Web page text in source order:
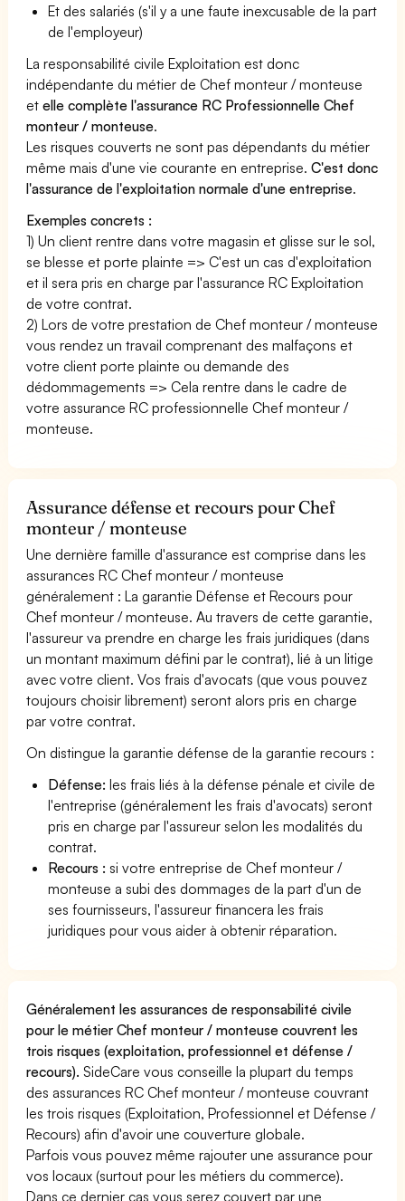
Et des salariés (s'il y a une faute inexcusable de la part
de l'employeur)
La responsabilité civile Exploitation est donc
indépendante du métier de Chef monteur / monteuse
etelle complète l'assurance RC Professionnelle Chef
monteur / monteuse.
Les risques couverts ne sont pas dépendants du métier
même mais d'une vie courante en entreprise.C'est donc
l'assurance de l'exploitation normale d'une entreprise.
Exemples concrets :
1) Un client rentre dans votre magasin et glisse sur le sol,
se blesse et porte plainte => C'est un cas d'exploitation
et il sera pris en charge par l'assurance RC Exploitation
de votre contrat.
2) Lors de votre prestation de Chef monteur / monteuse
vous rendez un travail comprenant des malfaçons et
votre client porte plainte ou demande des
dédommagements => Cela rentre dans le cadre de
votre assurance RC professionnelle Chef monteur /
monteuse.
Assurance défense et recours pour Chef
monteur / monteuse
Une dernière famille d'assurance est comprise dans les
assurances RC Chef monteur / monteuse
généralement : La garantie Défense et Recours pour
Chef monteur / monteuse. Au travers de cette garantie,
l'assureur va prendre en charge les frais juridiques (dans
un montant maximum défini par le contrat), lié à un litige
avec votre client. Vos frais d'avocats (que vous pouvez
toujours choisir librement) seront alors pris en charge
par votre contrat.
On distingue la garantie défense de la garantie recours :
Défense: les frais liés à la défense pénale et civile de
l'entreprise (généralement les frais d'avocats) seront
pris en charge par l'assureur selon les modalités du
contrat.
Recours : si votre entreprise de Chef monteur /
monteuse a subi des dommages de la part d'un de
ses fournisseurs, l'assureur financera les frais
juridiques pour vous aider à obtenir réparation.
Généralement les assurances de responsabilité civile
pour le métier Chef monteur / monteuse couvrent les
trois risques (exploitation, professionnel et défense /
recours). SideCare vous conseille la plupart du temps
des assurances RC Chef monteur / monteuse couvrant
les trois risques (Exploitation, Professionnel et Défense /
Recours) afin d'avoir une couverture globale.
Parfois vous pouvez même rajouter une assurance pour
vos locaux (surtout pour les métiers du commerce).
Dans ce dernier cas vous serez couvert par une